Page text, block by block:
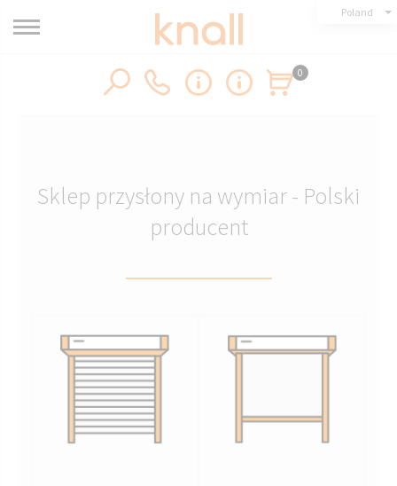
Poland
0
Sklep przysłony na wymiar - Polski
producent